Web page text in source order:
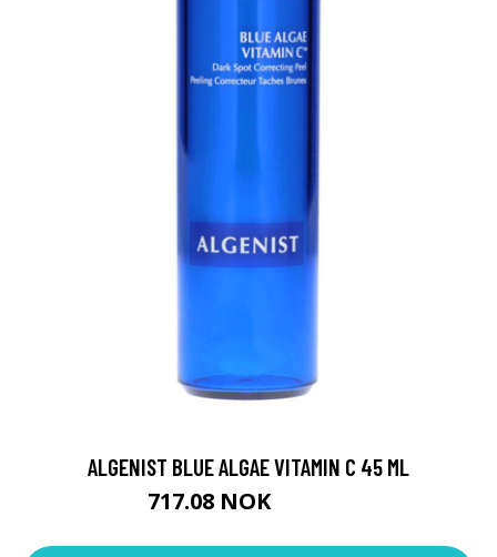
ALGENIST BLUE ALGAE VITAMIN C 45 ML
717.08 NOK